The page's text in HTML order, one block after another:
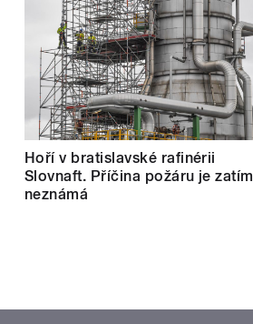
Hoří v bratislavské rafinérii
Slovnaft. Příčina požáru je zatím
neznámá